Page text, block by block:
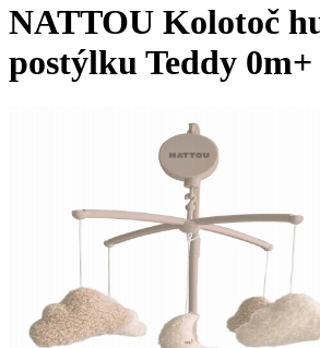
NATTOU Kolotoč
postýlku Teddy 0m+